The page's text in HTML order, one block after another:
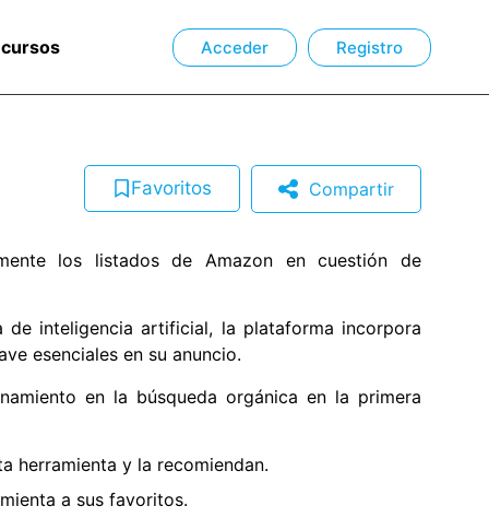
Acceder Registro
Favoritos Compartir
los listados de Amazon en cuestión de
de inteligencia artificial, la plataforma incorpora
esenciales en su anuncio.
en la búsqueda orgánica en la primera
herramienta y la recomiendan.
a sus favoritos.